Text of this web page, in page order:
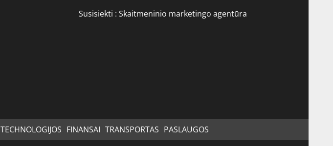
Susisiekti :Skaitmeninio marketingo agentūra
TECHNOLOGIJOS FINANSAI TRANSPORTAS PASLAUGOS